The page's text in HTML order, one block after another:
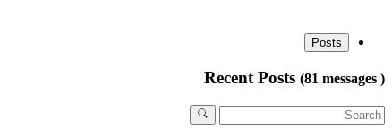
Posts
Recent Posts (81 messages )